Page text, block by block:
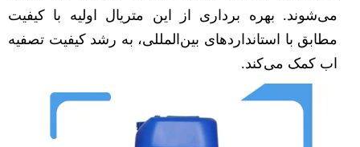
می‌شوند. بهره برداری از این متریال اولیه با کیفیت
مطابق با استانداردهای بین‌المللی، به رشد کیفیت تصفیه
اب کمک می‌کند.